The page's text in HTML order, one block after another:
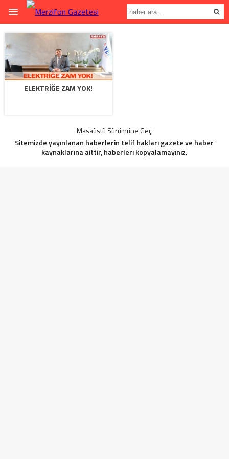
ELEKTRİĞE ZAM YOK!
Masaüstü Sürümüne Geç
Sitemizde yayınlanan haberlerin telif hakları gazete ve haber
kaynaklarına aittir, haberleri kopyalamayınız.